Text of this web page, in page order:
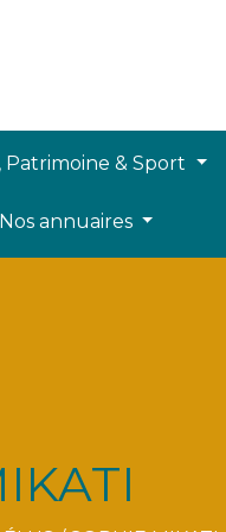
& Sport
Nos annuaires